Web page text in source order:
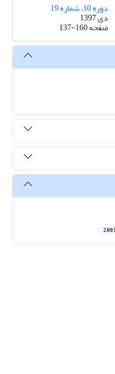
دوره 10، شماره 19
دی 1397
صفحه137-160
2,003